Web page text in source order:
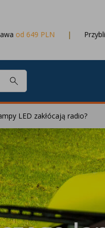
Przybliżony czas
LED
LED
LED zakłócają radio?